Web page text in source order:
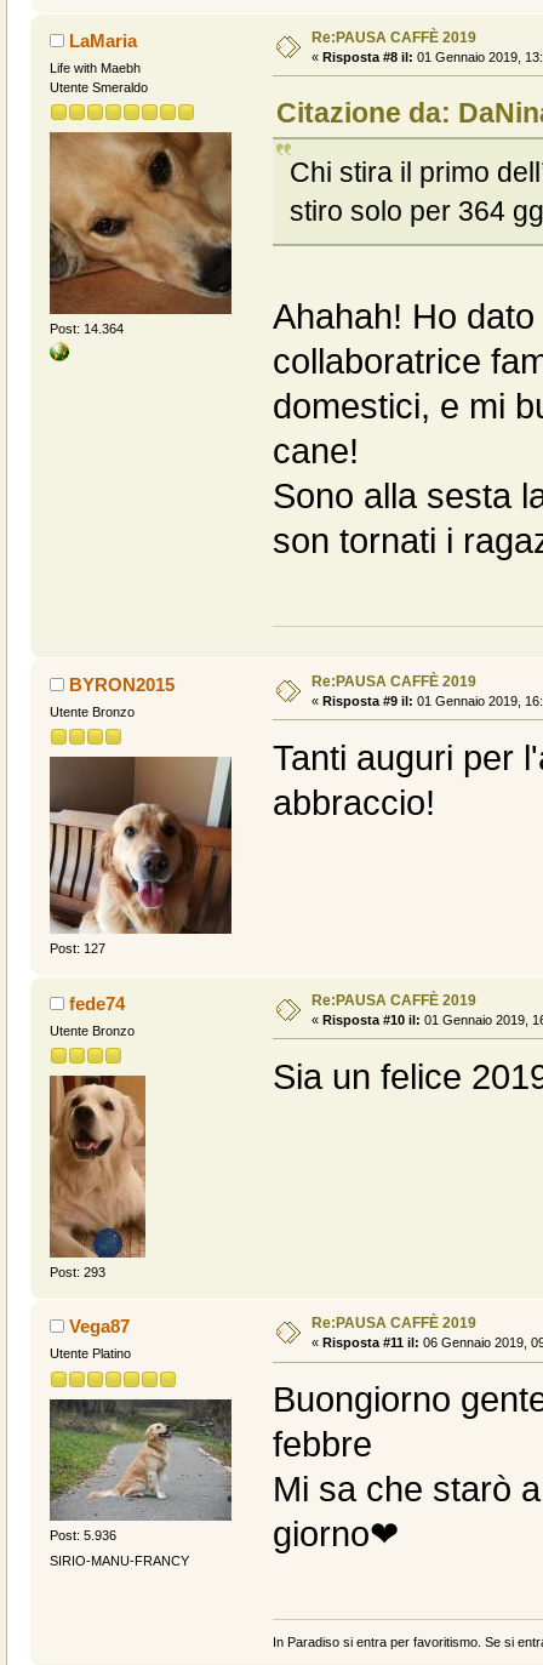
LaMaria
Life with Maebh
Utente Smeraldo
Post: 14.364
Re:PAUSA CAFFÈ 2019
« Risposta #8 il: 01 Gennaio 2019,
Citazione da:
Chi stira il primo
stiro solo per 364
Ahahah! Ho
collaboratrice
domestici, e mi
cane!
Sono alla sesta
son tornati i
BYRON2015
Utente Bronzo
Post: 127
Re:PAUSA CAFFÈ 2019
« Risposta #9 il: 01 Gennaio 2019,
Tanti auguri per
abbraccio!
fede74
Utente Bronzo
Post: 293
Re:PAUSA CAFFÈ 2019
« Risposta #10 il: 01 Gennaio 2019,
Sia un felice
Vega87
Utente Platino
Post: 5.936
SIRIO-MANU-FRANCY
Re:PAUSA CAFFÈ 2019
« Risposta #11 il: 06 Gennaio 2019,
Buongiorno
febbre
Mi sa che starò
giorno❤
In Paradiso si entra per favoritismo. Se si